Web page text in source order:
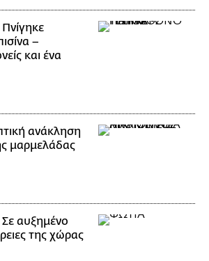
–
και ένα
ανάκληση
μαρμελάδας
αυξημένο
της χώρας